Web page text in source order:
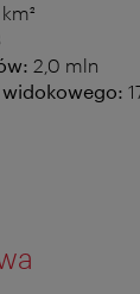
2,0 mln